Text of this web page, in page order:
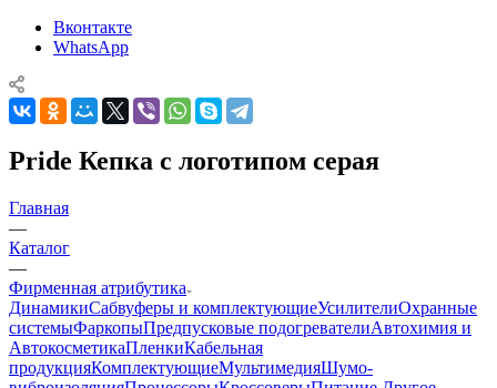
Вконтакте
WhatsApp
Pride Кепка с логотипом серая
Главная
—
Каталог
—
Фирменная атрибутика
ДинамикиСабвуферы и комплектующиеУсилителиОхранные
системыФаркопыПредпусковые подогревателиАвтохимия и
АвтокосметикаПленкиКабельная
продукцияКомплектующиеМультимедияШумо-